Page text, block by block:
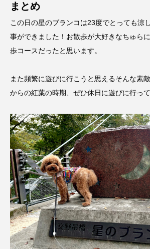
まとめ
この日の星のブランコは23度でとっても涼
事ができました！お散歩が大好きなちゅら
歩コースだったと思います。
また頻繁に遊びに行こうと思えるそんな素
からの紅葉の時期、ぜひ休日に遊びに行っ